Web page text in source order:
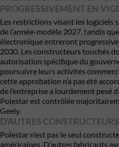
PROGRESSIVEMENT EN
Les restrictions visant les logiciels
de l’année-modèle 2027, tandis
électronique entreront
2030. Les constructeurs touchés
autorisation spécifique du
poursuivre leurs activités
cette approbation n’a pas été
de l’entreprise a lourdement pesé
Polestar est contrôlée
Geely.
D’AUTRES
Polestar n’est pas le seul
américaines. D’autres fabricants